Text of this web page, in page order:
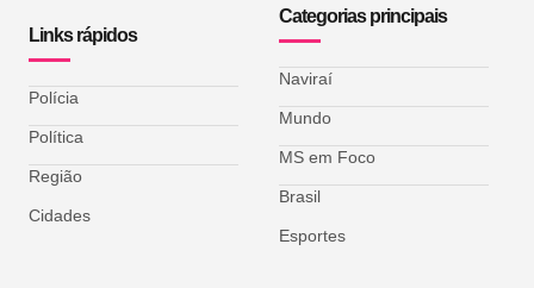
Links rápidos
Polícia
Política
Região
Cidades
Categorias principais
Naviraí
Mundo
MS em Foco
Brasil
Esportes